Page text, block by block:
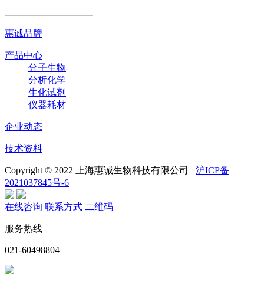
惠诚品牌
产品中心
分子生物
分析化学
生化试剂
仪器耗材
企业动态
技术资料
Copyright © 2022 上海惠诚生物科技有限公司 沪ICP备
2021037845号-6
在线咨询 联系方式 二维码
服务热线
021-60498804